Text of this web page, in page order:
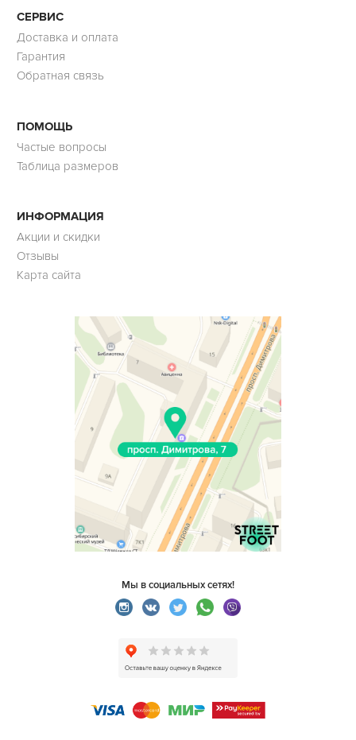
СЕРВИС
Доставка и оплата
Гарантия
Обратная связь
ПОМОЩЬ
Частые вопросы
Таблица размеров
ИНФОРМАЦИЯ
Акции и скидки
Отзывы
Карта сайта
Мы в социальных сетях!